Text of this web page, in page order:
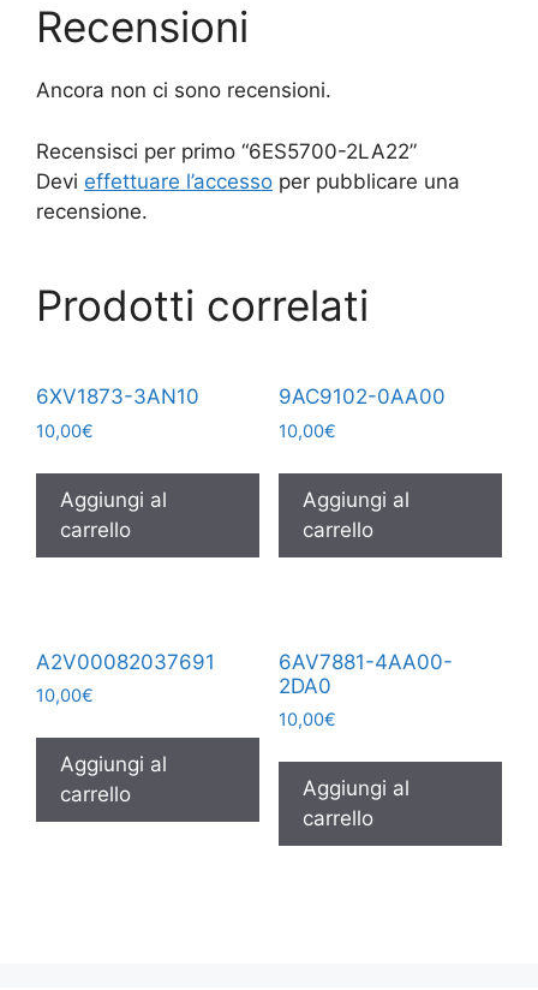
Recensioni
Ancora non ci sono recensioni.
Recensisci per primo “6ES5700-2LA22”
Devi effettuare l’accesso per pubblicare una
recensione.
Prodotti correlati
6XV1873-3AN10
10,00€
Aggiungi al
carrello
9AC9102-0AA00
10,00€
Aggiungi al
carrello
A2V00082037691
10,00€
Aggiungi al
carrello
6AV7881-4AA00-
2DA0
10,00€
Aggiungi al
carrello